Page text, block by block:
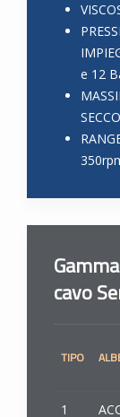
e 12
cavo
TIPO
1